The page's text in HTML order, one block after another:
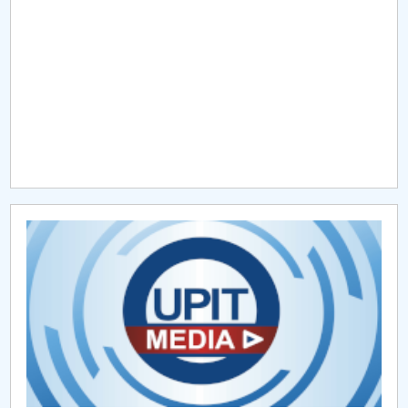
Chestionar angajabilitate ALUMNI – UPB
CAR2026
MENIU CANTINA
Despre noi CFM
Programe acreditate CFM